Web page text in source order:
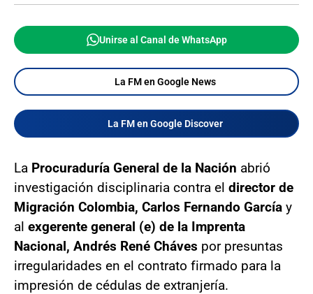
Unirse al Canal de WhatsApp
La FM en Google News
La FM en Google Discover
La Procuraduría General de la Nación abrió
investigación disciplinaria contra el director de
Migración Colombia, Carlos Fernando García y
al exgerente general (e) de la Imprenta
Nacional, Andrés René Cháves por presuntas
irregularidades en el contrato firmado para la
impresión de cédulas de extranjería.